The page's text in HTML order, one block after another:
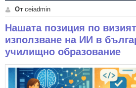
От ceiadmin
Нашата позиция по
използване на ИИ в
училищно образование